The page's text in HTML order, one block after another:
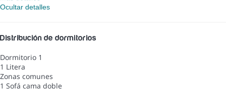
Ocultar detalles
Distribución de dormitorios
Dormitorio 1
1 Litera
Zonas comunes
1 Sofá cama doble